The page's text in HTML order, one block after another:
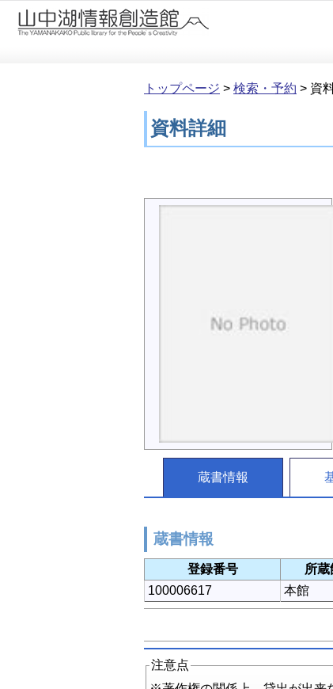
本文へ移動
トップページ > 検索・予約 > 資
資料詳細
蔵書情報
蔵書情報
登録番号 所蔵
100006617
本館
注意点